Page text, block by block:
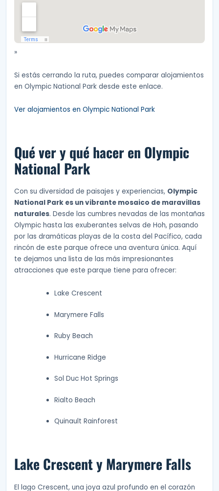
»
Si estás cerrando la ruta, puedes comparar alojamientos
en Olympic National Park desde este enlace.
Ver alojamientos en Olympic National Park
Qué ver y qué hacer en Olympic
National Park
Con su diversidad de paisajes y experiencias, Olympic
National Park es un vibrante mosaico de maravillas
naturales. Desde las cumbres nevadas de las montañas
Olympic hasta las exuberantes selvas de Hoh, pasando
por las dramáticas playas de la costa del Pacífico, cada
rincón de este parque ofrece una aventura única. Aquí
te dejamos una lista de las más impresionantes
atracciones que este parque tiene para ofrecer:
Lake Crescent
Marymere Falls
Ruby Beach
Hurricane Ridge
Sol Duc Hot Springs
Rialto Beach
Quinault Rainforest
Lake Crescent y Marymere Falls
El lago Crescent, una joya azul profundo en el corazón